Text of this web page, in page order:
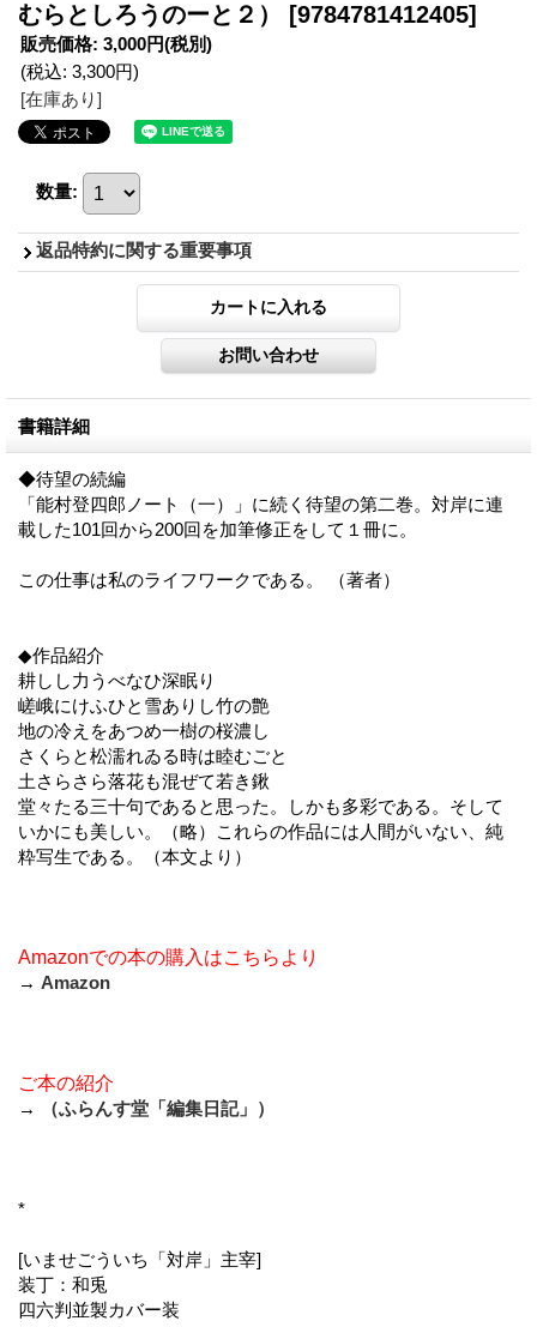
むらとしろうのーと２）
[9784781412405]
販売価格: 3,000円(税別)
(税込: 3,300円)
[在庫あり]
数量:
返品特約に関する重要事項
書籍詳細
◆待望の続編
「能村登四郎ノート（一）」に続く待望の第二巻。対岸に連
載した101回から200回を加筆修正をして１冊に。
この仕事は私のライフワークである。 （著者）
◆作品紹介
耕しし力うべなひ深眠り
嵯峨にけふひと雪ありし竹の艶
地の冷えをあつめ一樹の桜濃し
さくらと松濡れゐる時は睦むごと
土さらさら落花も混ぜて若き鍬
堂々たる三十句であると思った。しかも多彩である。そして
いかにも美しい。（略）これらの作品には人間がいない、純
粋写生である。（本文より）
Amazonでの本の購入はこちらより
→ Amazon
ご本の紹介
→
（ふらんす堂「編集日記」）
*
[いませごういち「対岸」主宰]
装丁：和兎
四六判並製カバー装